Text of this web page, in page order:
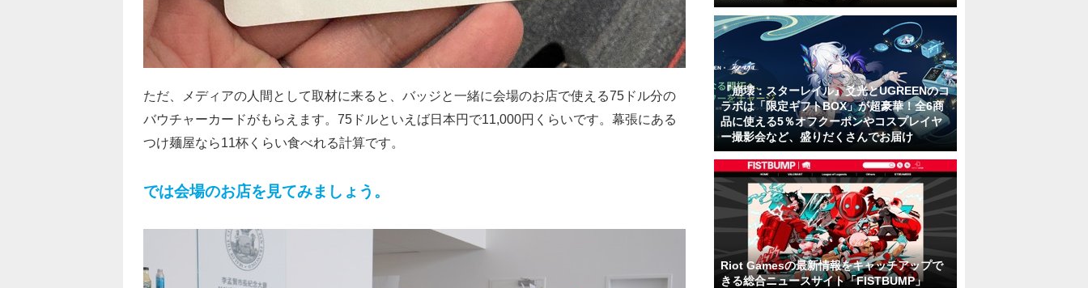
ただ、メディアの人間として取材に来ると、バッジと一緒に会場のお店で使える75ドル分の
バウチャーカードがもらえます。 75ドルといえば日本円で11,000円くらいです。幕張にある
つけ麺屋なら11杯くらい食べれる計算です。
では会場のお店を見てみましょう。
『崩壊：スターレイル』爻光とUGREENのコ
ラボは「限定ギフトBOX」が超豪華！全6商
品に使える5％オフクーポンやコスプレイヤ
ー撮影会など、盛りだくさんでお届け
Riot Gamesの最新情報をキャッチアップで
きる総合ニュースサイト「FISTBUMP」